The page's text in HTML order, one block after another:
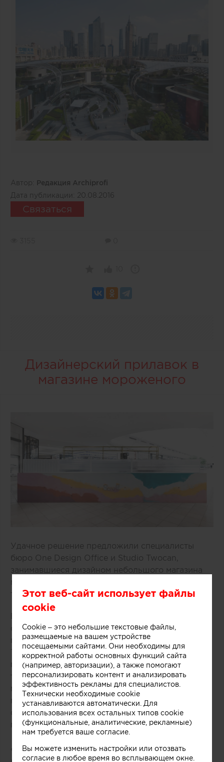
Автор:
Редакция Archiprofi
Дата публикации: 20.08.2016
Связаться
Дизайнерский прилавок в
магазине мороженого
Удачное решение предложили специалисты
бюро One Design Office и Studio Twocan,
занимавшиеся дизайном небольшого магазина
мороженого, расположенного в одном из
торговых центров Мельбурна (Австралия).
В основе концепции массивной стойки лежит
образ емкости с несколькими слоями
мороженого и разнообразных добавок.
Технически замысел был реализован при
помощи техники многослойной заливки
тонированного бетона. Логотип магазина
мороженого был закреплен на каркасе из
медных трубок, символизирующих систему
охлаждения в автоматах по производству
популярного ледяного лакомства.
«Монолитный фасад торговой точки выделяется
Этот веб-сайт использует файлы
cookie
Cookie – это небольшие текстовые файлы,
размещаемые на вашем устройстве
посещаемыми сайтами. Они необходимы для
корректной работы основных функций сайта
(например, авторизации), а также помогают
персонализировать контент и анализировать
эффективность рекламы для специалистов.
Технически необходимые cookie
устанавливаются автоматически. Для
использования всех остальных типов cookie
(функциональные, аналитические, рекламные)
нам требуется ваше согласие.
Вы можете изменить настройки или отозвать
согласие в любое время во всплывающем окне.